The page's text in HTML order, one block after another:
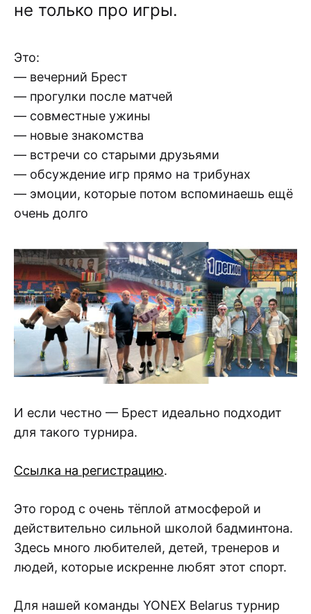
не только про игры.
Это:
— вечерний Брест
— прогулки после матчей
— совместные ужины
— новые знакомства
— встречи со старыми друзьями
— обсуждение игр прямо на трибунах
— эмоции, которые потом вспоминаешь ещё
очень долго
И если честно — Брест идеально подходит
для такого турнира.
Ссылка на регистрацию.
Это город с очень тёплой атмосферой и
действительно сильной школой бадминтона.
Здесь много любителей, детей, тренеров и
людей, которые искренне любят этот спорт.
Для нашей команды YONEX Belarus турнир